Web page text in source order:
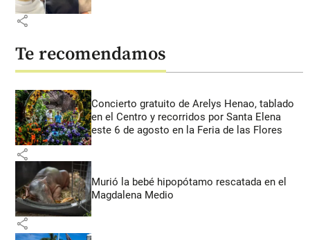
share
Te recomendamos
Concierto gratuito de Arelys Henao, tablado
en el Centro y recorridos por Santa Elena
este 6 de agosto en la Feria de las Flores
share
Murió la bebé hipopótamo rescatada en el
Magdalena Medio
share